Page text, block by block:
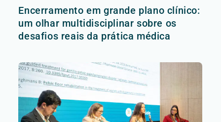
Encerramento em grande plano clínico:
um olhar multidisciplinar sobre os
desafios reais da prática médica